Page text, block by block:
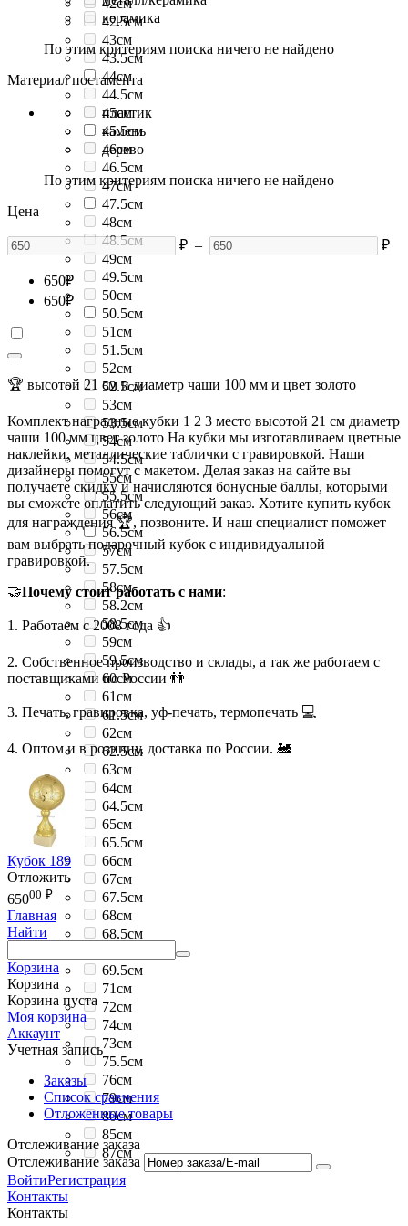
42.5см
43см
43.5см
44см
44.5см
45см
45.5см
46см
46.5см
47см
47.5см
48см
48.5см
49см
49.5см
50см
50.5см
51см
51.5см
52см
52.5см
53см
53.5см
54см
54.5см
55см
55.5см
56см
56.5см
57см
57.5см
58см
58.2см
58.5см
59см
59.5см
60см
61см
61.5см
62см
62.5см
63см
64см
64.5см
65см
65.5см
66см
67см
67.5см
68см
68.5см
69.5см
71см
72см
74см
73см
75.5см
76см
79см
80см
85см
87см
керамика
По этим критериям поиска ничего не найдено
Материал постамента
пластик
камень
дерево
По этим критериям поиска ничего не найдено
Цена
₽ – ₽
650₽
650₽
🏆 высотой 21 см и диаметр чаши 100 мм и цвет золото
Комплект наградные кубки 1 2 3 место высотой 21 см диаметр
чаши 100 мм цвет золото На кубки мы изготавливаем цветные
наклейки, металлические таблички с гравировкой. Наши
дизайнеры помогут с макетом. Делая заказ на сайте вы
получаете скидку и начисляются бонусные баллы, которыми
вы сможете оплатить следующий заказ. Хотите купить кубок
для награждения 🏆, позвоните. И наш специалист поможет
вам выбрать подарочный кубок с индивидуальной
гравировкой.
🤝Почему стоит работать с нами:
1. Работаем с 2008 года 👍
2. Собственное производство и склады, а так же работаем с
поставщиками по России 👬
3. Печать, гравировка, уф-печать, термопечать 💻
4. Оптом и в розницу, доставка по России. 🚂
Кубок 189
Отложить
65000 ₽
Главная
Найти
Корзина
Корзина
Корзина пуста
Моя корзина
Аккаунт
Учетная запись
Заказы
Список сравнения
Отложенные товары
Отслеживание заказа
Отслеживание заказа
ВойтиРегистрация
Контакты
Контакты